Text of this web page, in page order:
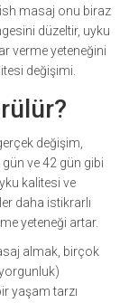
masaj onu biraz
düzeltir, uyku
verme yeteneğini
değişimi.
değişim,
ve 42 gün gibi
kalitesi ve
daha istikrarlı
yeteneği artar.
almak, birçok
yaşam tarzı